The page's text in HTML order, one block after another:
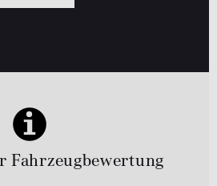
Fahrzeugbewertung